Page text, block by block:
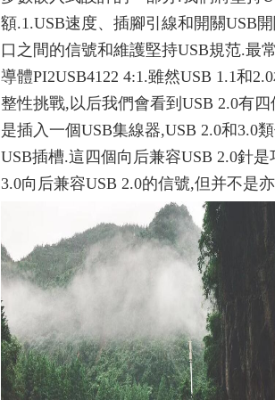
額.1.USB速度、插腳引線和開關USB
口之間的信號和維護堅持USB規范.最
導體PI2USB4122 4:1.雖然USB 1.1和
整性挑戰,以后我們會看到USB 2.0有
是插入一個USB集線器,USB 2.0和3.0
USB插槽.這四個向后兼容USB 2.0針
3.0向后兼容USB 2.0的信號,但并不是